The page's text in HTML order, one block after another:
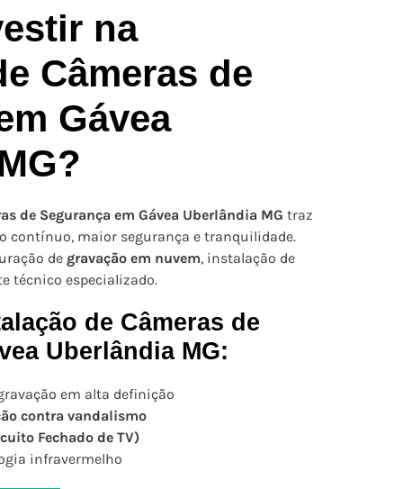
na
Câmeras de
Gávea
de Segurança em Gávea Uberlândia MG traz
contínuo, maior segurança e tranquilidade.
de gravação em nuvem, instalação de
técnico especializado.
de Câmeras de
Uberlândia MG:
em alta definição
contra vandalismo
Fechado de TV)
infravermelho